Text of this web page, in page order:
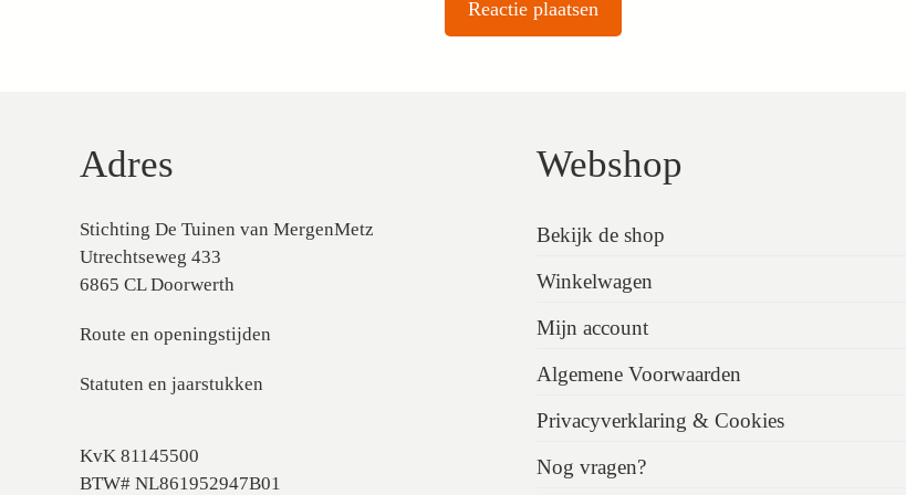
Adres
Stichting De Tuinen van MergenMetz
Utrechtseweg 433
6865 CL Doorwerth
Route en openingstijden
Statuten en jaarstukken
KvK 81145500
BTW# NL861952947B01
Webshop
Bekijk de shop
Winkelwagen
Mijn account
Algemene Voorwaarden
Privacyverklaring & Cookies
Nog vragen?